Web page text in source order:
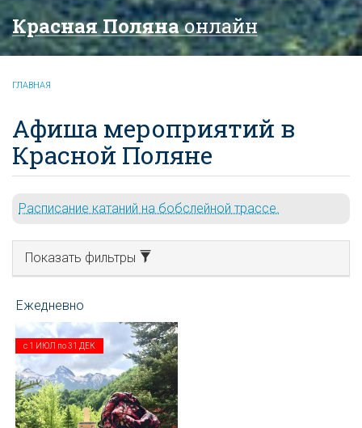
Красная Полянаонлайн
ГЛАВНАЯ
Афиша мероприятий в
Красной Поляне
Расписание катаний на бобслейной трассе.
Показать фильтры
с 1 ИЮЛ по31 ДЕК